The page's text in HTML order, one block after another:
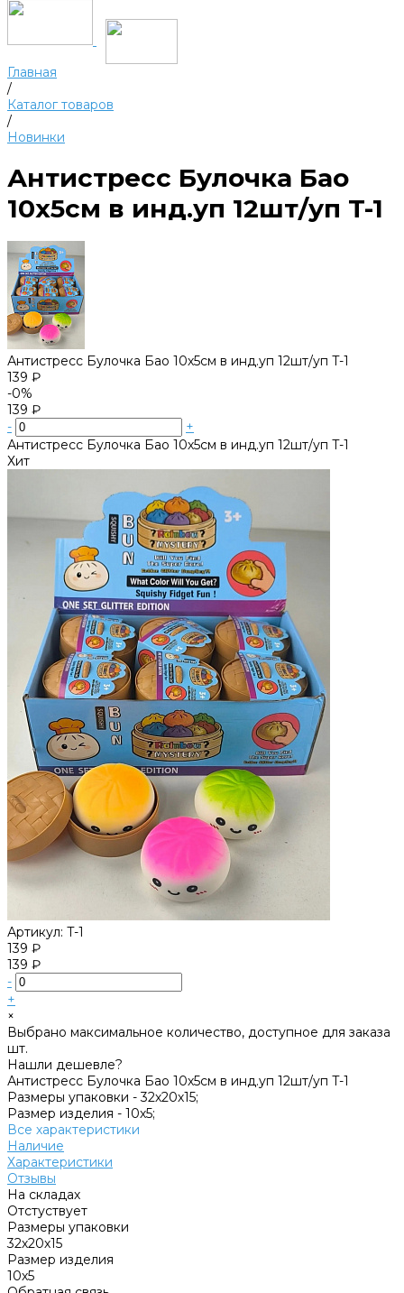
Главная
/
Каталог товаров
/
Новинки
Антистресс Булочка Бао
10х5см в инд.уп 12шт/уп T-1
Антистресс Булочка Бао 10х5см в инд.уп 12шт/уп T-1
139 ₽
-0%
139 ₽
-
+
Антистресс Булочка Бао 10х5см в инд.уп 12шт/уп T-1
Хит
Артикул: T-1
139 ₽
139 ₽
-
+
×
Выбрано максимальное количество, доступное для заказа
шт.
Нашли дешевле?
Антистресс Булочка Бао 10х5см в инд.уп 12шт/уп T-1
Размеры упаковки -32х20х15;
Размер изделия - 10х5;
Все характеристики
Наличие
Характеристики
Отзывы
На складах
Отстуствует
Размеры упаковки
32х20х15
Размер изделия
10х5